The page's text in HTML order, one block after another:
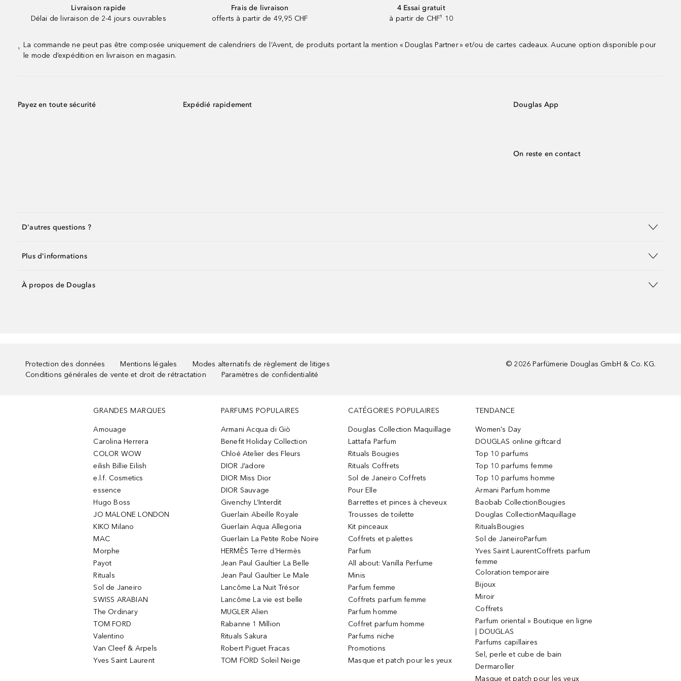
Livraison rapide
Délai de livraison de 2-4 jours ouvrables
Frais de livraison
offerts à partir de 49,95 CHF
4 Essai gratuit
à partir de CHF¹ 10
¹
La commande ne peut pas être composée uniquement de calendriers de l’Avent, de produits portant la mention « Douglas Partner » et/ou de cartes cadeaux. Aucune option disponible pour
le mode d’expédition en livraison en magasin.
Payez en toute sécurité Expédié rapidement Douglas App
On reste en contact
D'autres questions ?
Plus d'informations
À propos de Douglas
Protection des données Mentions légales
Modes alternatifs de règlement de litiges
Conditions générales de vente et droit de rétractation
Paramètres de confidentialité
© 2026 Parfümerie Douglas GmbH & Co. KG.
GRANDES MARQUES
Amouage
Carolina Herrera
COLOR WOW
eilish Billie Eilish
e.l.f. Cosmetics
essence
Hugo Boss
JO MALONE LONDON
KIKO Milano
MAC
Morphe
Payot
Rituals
Sol de Janeiro
SWISS ARABIAN
The Ordinary
TOM FORD
Valentino
Van Cleef & Arpels
Yves Saint Laurent
PARFUMS POPULAIRES
Armani Acqua di Giò
Benefit Holiday Collection
Chloé Atelier des Fleurs
DIOR J’adore
DIOR Miss Dior
DIOR Sauvage
Givenchy L’Interdit
Guerlain Abeille Royale
Guerlain Aqua Allegoria
Guerlain La Petite Robe Noire
HERMÈS Terre d’Hermès
Jean Paul Gaultier La Belle
Jean Paul Gaultier Le Male
Lancôme La Nuit Trésor
Lancôme La vie est belle
MUGLER Alien
Rabanne 1 Million
Rituals Sakura
Robert Piguet Fracas
TOM FORD Soleil Neige
CATÉGORIES POPULAIRES
Douglas Collection Maquillage
Lattafa Parfum
Rituals Bougies
Rituals Coffrets
Sol de Janeiro Coffrets
Pour Elle
Barrettes et pinces à cheveux
Trousses de toilette
Kit pinceaux
Coffrets et palettes
Parfum
All about: Vanilla Perfume
Minis
Parfum femme
Coffrets parfum femme
Parfum homme
Coffret parfum homme
Parfums niche
Promotions
Masque et patch pour les yeux
TENDANCE
Women's Day
DOUGLAS online giftcard
Top 10 parfums
Top 10 parfums femme
Top 10 parfums homme
Armani Parfum homme
Baobab CollectionBougies
Douglas CollectionMaquillage
RitualsBougies
Sol de JaneiroParfum
Yves Saint LaurentCoffrets parfum
femme
Coloration temporaire
Bijoux
Miroir
Coffrets
Parfum oriental » Boutique en ligne
| DOUGLAS
Parfums capillaires
Sel, perle et cube de bain
Dermaroller
Masque et patch pour les yeux